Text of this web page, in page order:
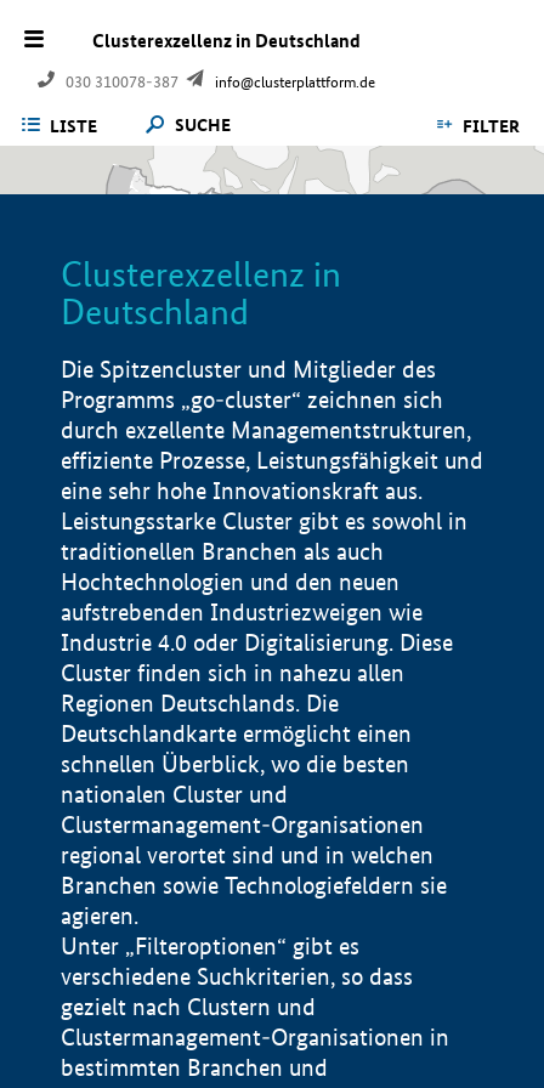
Clusterexzellenz in Deutschland
030 310078-387 info@clusterplattform.de
LISTE SUCHE FILTER
Clusterexzellenz in
Deutschland
Die Spitzencluster und Mitglieder des
Programms „go-cluster“ zeichnen sich
durch exzellente Managementstrukturen,
effiziente Prozesse, Leistungsfähigkeit und
eine sehr hohe Innovationskraft aus.
Leistungsstarke Cluster gibt es sowohl in
traditionellen Branchen als auch
Hochtechnologien und den neuen
aufstrebenden Industriezweigen wie
Industrie 4.0 oder Digitalisierung. Diese
Cluster finden sich in nahezu allen
Regionen Deutschlands. Die
Deutschlandkarte ermöglicht einen
schnellen Überblick, wo die besten
nationalen Cluster und
Clustermanagement-Organisationen
regional verortet sind und in welchen
Branchen sowie Technologiefeldern sie
agieren.
Unter „Filteroptionen“ gibt es
verschiedene Suchkriterien, so dass
gezielt nach Clustern und
Clustermanagement-Organisationen in
bestimmten Branchen und
Impressum
Datenschutzerklärung
BMWE, 2026 ©
100 km © Geobasis-DE / BKG 2015